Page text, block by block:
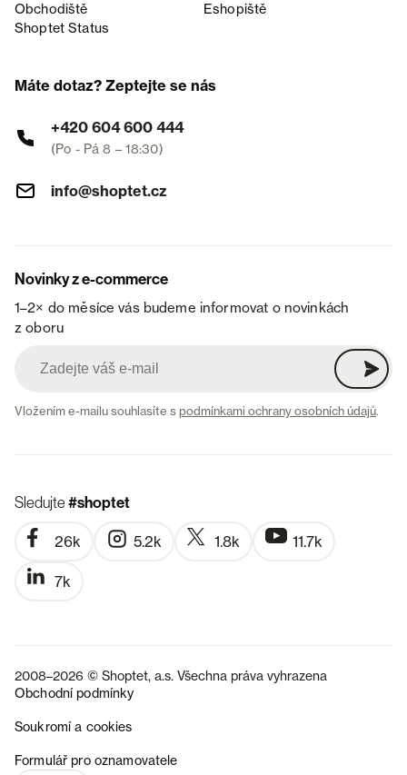
Obchodiště
Eshopiště
Shoptet Status
Máte dotaz? Zeptejte se nás
+420 604 600 444
(Po - Pá 8 – 18:30)
info@shoptet.cz
Novinky z e-commerce
1–2× do měsíce vás budeme informovat o novinkách
z oboru
Vložením e-mailu souhlasíte spodmínkami ochrany osobních údajů.
Sledujte#shoptet
26k 5.2k 1.8k 11.7k
7k
2008–2026 © Shoptet, a.s. Všechna práva vyhrazena
Obchodní podmínky
Soukromí a cookies
Formulář pro oznamovatele